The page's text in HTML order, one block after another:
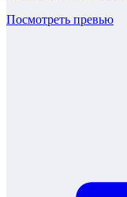
Посмотреть превью